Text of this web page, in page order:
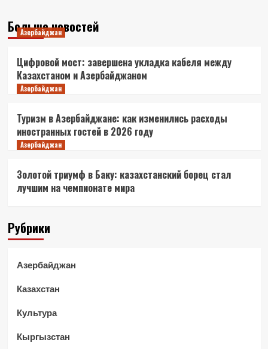
Больше новостей
Азербайджан
Цифровой мост: завершена укладка кабеля между
Казахстаном и Азербайджаном
Азербайджан
Туризм в Азербайджане: как изменились расходы
иностранных гостей в 2026 году
Азербайджан
Золотой триумф в Баку: казахстанский борец стал
лучшим на чемпионате мира
Рубрики
Азербайджан
Казахстан
Культура
Кыргызстан